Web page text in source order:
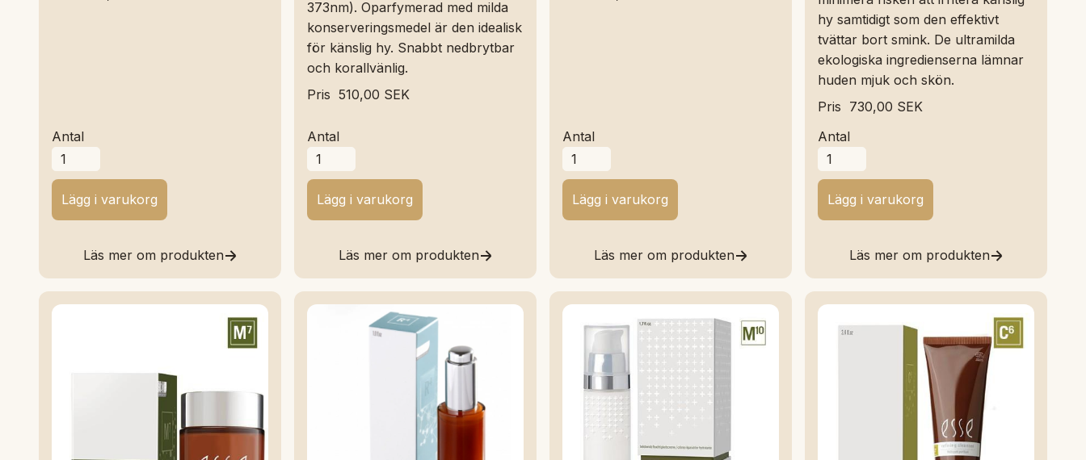
Antal
Läs mer om produkten
373nm). Oparfymerad med milda
konserveringsmedel är den idealisk
för känslig hy. Snabbt nedbrytbar
och korallvänlig.
Pris 510,00 SEK
Antal
Läs mer om produkten
Antal
Läs mer om produkten
hy samtidigt som den effektivt
tvättar bort smink. De ultramilda
ekologiska ingredienserna lämnar
huden mjuk och skön.
Pris 730,00 SEK
Antal
Läs mer om produkten